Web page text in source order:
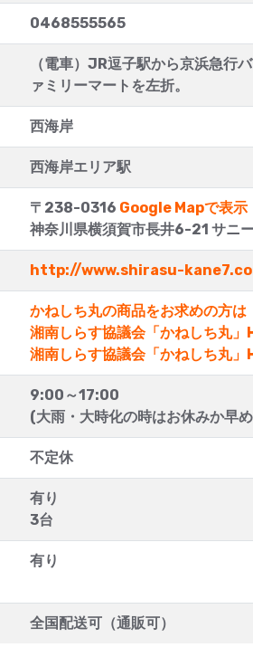
0468555565
（電車）JR逗子駅から京浜急行
ァミリーマートを左折。
西海岸
西海岸エリア駅
〒238-0316 Google Mapで表示
神奈川県横須賀市長井6-21 サニ
http://www.shirasu-
かねしち丸の商品をお求めの方は
湘南しらす協議会「かねしち丸」
湘南しらす協議会「かねしち丸」
9:00～17:00
(大雨・大時化の時はお休みか早
不定休
有り
3台
有り
全国配送可（通販可）